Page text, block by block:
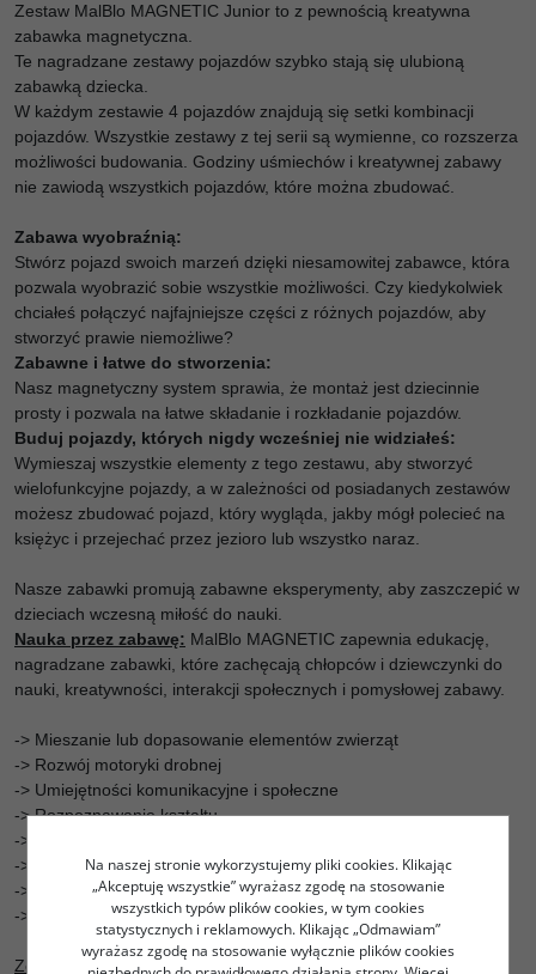
Zestaw MalBlo MAGNETIC Junior to z pewnością kreatywna
zabawka magnetyczna.
Te nagradzane zestawy pojazdów szybko stają się ulubioną
zabawką dziecka.
W każdym zestawie 4 pojazdów znajdują się setki kombinacji
pojazdów. Wszystkie zestawy z tej serii są wymienne, co rozszerza
możliwości budowania. Godziny uśmiechów i kreatywnej zabawy
nie zawiodą wszystkich pojazdów, które można zbudować.
Zabawa wyobraźnią:
Stwórz pojazd swoich marzeń dzięki niesamowitej zabawce, która
pozwala wyobrazić sobie wszystkie możliwości. Czy kiedykolwiek
chciałeś połączyć najfajniejsze części z różnych pojazdów, aby
stworzyć prawie niemożliwe?
Zabawne i łatwe do stworzenia:
Nasz magnetyczny system sprawia, że ​​montaż jest dziecinnie
prosty i pozwala na łatwe składanie i rozkładanie pojazdów.
Buduj pojazdy, których nigdy wcześniej nie widziałeś:
Wymieszaj wszystkie elementy z tego zestawu, aby stworzyć
wielofunkcyjne pojazdy, a w zależności od posiadanych zestawów
możesz zbudować pojazd, który wygląda, jakby mógł polecieć na
księżyc i przejechać przez jezioro lub wszystko naraz.
Nasze zabawki promują zabawne eksperymenty, aby zaszczepić w
dzieciach wczesną miłość do nauki.
Nauka przez zabawę: MalBlo MAGNETIC zapewnia edukację,
nagradzane zabawki, które zachęcają chłopców i dziewczynki do
nauki, kreatywności, interakcji społecznych i pomysłowej zabawy.
-> Mieszanie lub dopasowanie elementów zwierząt
-> Rozwój motoryki drobnej
-> Umiejętności komunikacyjne i społeczne
-> Rozpoznawanie kształtu
-> Rozpoznawanie kolorów
-> Rozwój słownictwa i języka
-> Kreatywna zabawa
-> Zabawa konstrukcyjna
Zestaw zawiera :
Na naszej stronie wykorzystujemy pliki cookies. Klikając
„Akceptuję wszystkie” wyrażasz zgodę na stosowanie
wszystkich typów plików cookies, w tym cookies
statystycznych i reklamowych. Klikając „Odmawiam”
wyrażasz zgodę na stosowanie wyłącznie plików cookies